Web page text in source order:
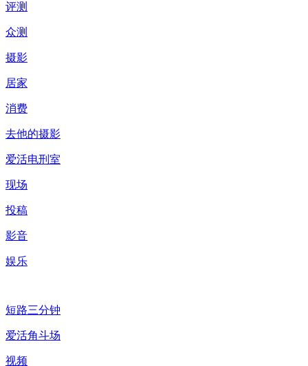
评测
众测
摄影
居家
消费
去他的摄影
爱活电刑室
现场
投稿
影音
娱乐
短路三分钟
爱活角斗场
视频